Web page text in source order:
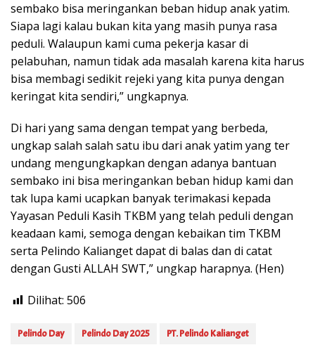
sembako bisa meringankan beban hidup anak yatim.
Siapa lagi kalau bukan kita yang masih punya rasa
peduli. Walaupun kami cuma pekerja kasar di
pelabuhan, namun tidak ada masalah karena kita harus
bisa membagi sedikit rejeki yang kita punya dengan
keringat kita sendiri,” ungkapnya.
Di hari yang sama dengan tempat yang berbeda,
ungkap salah salah satu ibu dari anak yatim yang ter
undang mengungkapkan dengan adanya bantuan
sembako ini bisa meringankan beban hidup kami dan
tak lupa kami ucapkan banyak terimakasi kepada
Yayasan Peduli Kasih TKBM yang telah peduli dengan
keadaan kami, semoga dengan kebaikan tim TKBM
serta Pelindo Kalianget dapat di balas dan di catat
dengan Gusti ALLAH SWT,” ungkap harapnya. (Hen)
Dilihat: 506
Pelindo Day Pelindo Day 2025 PT. Pelindo Kalianget